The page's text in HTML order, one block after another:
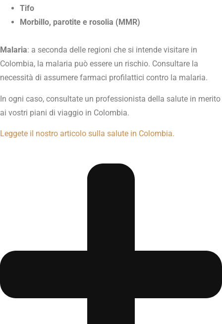
Tifo
Morbillo, parotite e rosolia (MMR)
Malaria: a seconda delle regioni che si intende visitare in
Colombia, la malaria può essere un rischio. Consultare la
necessità di assumere farmaci profilattici contro la malaria.
In ogni caso, consultate un professionista della salute in merito
ai vostri piani di viaggio in Colombia.
Leggete il nostro articolo sulla salute in Colombia.